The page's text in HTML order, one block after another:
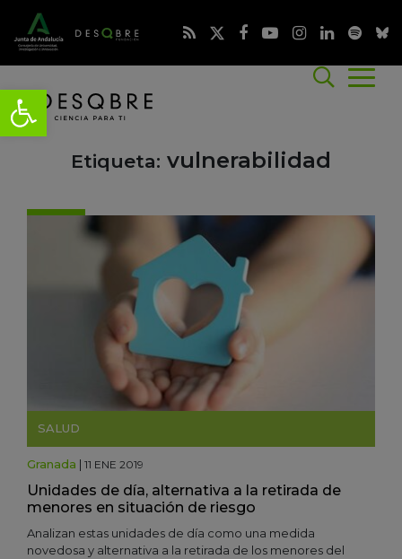
Etiqueta: vulnerabilidad
SALUD
Granada | 11 ENE 2019
Unidades de día, alternativa a la retirada de
menores en situación de riesgo
Analizan estas unidades de día como una medida
novedosa y alternativa a la retirada de los menores del